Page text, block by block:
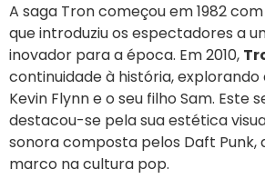
A saga Tron começou em 1982
que introduziu os espectadores a
inovador para a época. Em 2010,
continuidade à história,
Kevin Flynn e o seu filho Sam. Este
destacou-se pela sua estética
sonora composta pelos Daft Punk,
marco na cultura pop.